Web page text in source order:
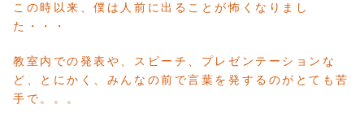
この時以来、僕は人前に出ることが怖くなりまし
た・・・
教室内での発表や、スピーチ、プレゼンテーションな
ど、とにかく、みんなの前で言葉を発するのがとても苦
手で。。。